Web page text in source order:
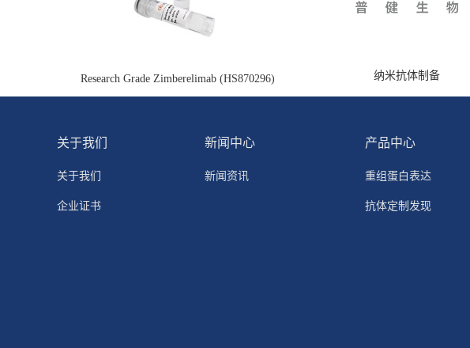
Research Grade Zimberelimab (HS870296) 纳米抗体制备
关于我们
关于我们
企业证书
新闻中心
新闻资讯
产品中心
重组蛋白表达
抗体定制发现